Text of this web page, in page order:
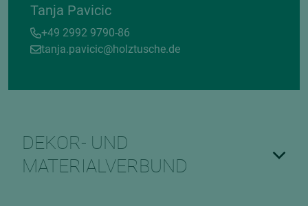
Tanja Pavicic
+49 2992 9790-86
tanja.pavicic@holztusche.de
DEKOR- UND
MATERIALVERBUND